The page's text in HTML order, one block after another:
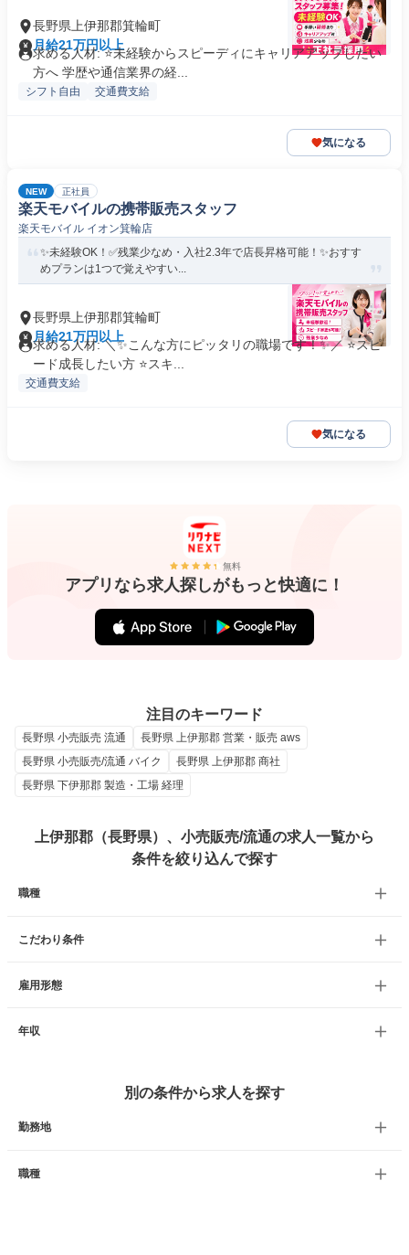
長野県上伊那郡箕輪町
月給21万円以上
求める人材: ⭐未経験からスピーディにキャリアアップしたい
方へ 学歴や通信業界の経...
シフト自由 交通費支給
気になる
NEW 正社員
楽天モバイルの携帯販売スタッフ
楽天モバイル イオン箕輪店
✨未経験OK！✅残業少なめ・入社2.3年で店長昇格可能！✨おすす
めプランは1つで覚えやすい...
長野県上伊那郡箕輪町
月給21万円以上
求める人材: ＼✨こんな方にピッタリの職場です！✨／ ⭐スピ
ード成長したい方 ⭐スキ...
交通費支給
気になる
無料
アプリなら求人探しがもっと快適に！
注目のキーワード
長野県 小売販売 流通
長野県 上伊那郡 営業・販売 aws
長野県 小売販売/流通 バイク
長野県 上伊那郡 商社
長野県 下伊那郡 製造・工場 経理
上伊那郡（長野県）、小売販売/流通の求人一覧から
条件を絞り込んで探す
職種
こだわり条件
雇用形態
年収
別の条件から求人を探す
勤務地
職種